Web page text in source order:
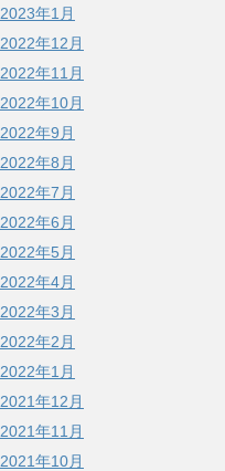
2023年1月
2022年12月
2022年11月
2022年10月
2022年9月
2022年8月
2022年7月
2022年6月
2022年5月
2022年4月
2022年3月
2022年2月
2022年1月
2021年12月
2021年11月
2021年10月